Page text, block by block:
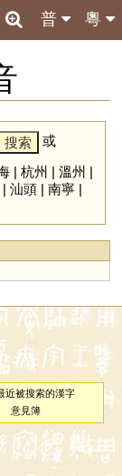
粵
普
或
| 杭州 | 溫州 |
| 汕頭| 南寧|
近被搜索的漢字
意見簿